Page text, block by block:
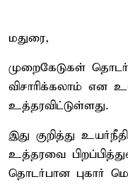
மதுரை,
முறைகேடுகள்
விசாரிக்கலாம் என
உத்தரவிட்டுள்ளது.
இது குறித்து
உத்தரவை
தொடர்பான புகார்